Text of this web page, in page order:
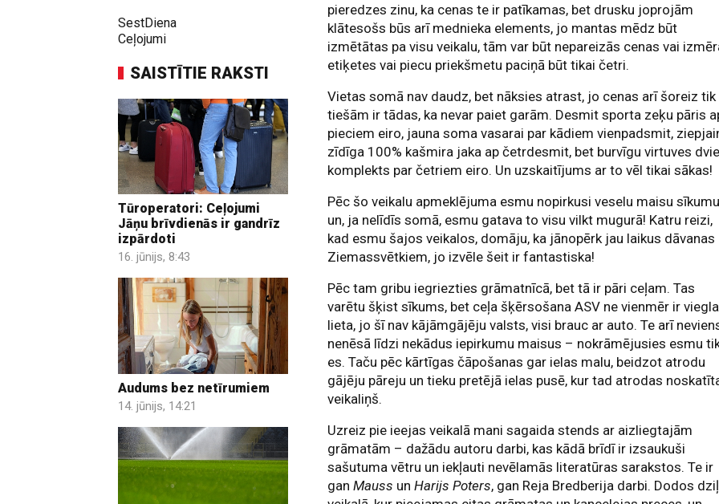
SestDiena
Ceļojumi
SAISTĪTIE RAKSTI
Tūroperatori: Ceļojumi
Jāņu brīvdienās ir gandrīz
izpārdoti
16. jūnijs, 8:43
Audums bez netīrumiem
14. jūnijs, 14:21
pieredzes zinu, ka cenas te ir patīkamas, bet drusku joprojām
klātesošs būs arī mednieka elements, jo mantas mēdz būt
izmētātas pa visu veikalu, tām var būt nepareizās cenas vai
etiķetes vai piecu priekšmetu paciņā būt tikai četri.
Vietas somā nav daudz, bet nāksies atrast, jo cenas arī šoreiz tik
tiešām ir tādas, ka nevar paiet garām. Desmit sporta zeķu pāris
pieciem eiro, jauna soma vasarai par kādiem vienpadsmit,
zīdīga 100% kašmira jaka ap četrdesmit, bet burvīgu virtuves
komplekts par četriem eiro. Un uzskaitījums ar to vēl tikai sākas!
Pēc šo veikalu apmeklējuma esmu nopirkusi veselu maisu
un, ja nelīdīs somā, esmu gatava to visu vilkt mugurā! Katru reizi,
kad esmu šajos veikalos, domāju, ka jānopērk jau laikus dāvanas
Ziemassvētkiem, jo izvēle šeit ir fantastiska!
Pēc tam gribu iegriezties grāmatnīcā, bet tā ir pāri ceļam. Tas
varētu šķist sīkums, bet ceļa šķērsošana ASV ne vienmēr ir viegla
lieta, jo šī nav kājāmgājēju valsts, visi brauc ar auto. Te arī
nenēsā līdzi nekādus iepirkumu maisus – nokrāmējusies esmu
es. Taču pēc kārtīgas čāpošanas gar ielas malu, beidzot atrodu
gājēju pāreju un tieku pretējā ielas pusē, kur tad atrodas
veikaliņš.
Uzreiz pie ieejas veikalā mani sagaida stends ar aizliegtajām
grāmatām – dažādu autoru darbi, kas kādā brīdī ir izsaukuši
sašutuma vētru un iekļauti nevēlamās literatūras sarakstos. Te ir
ganMauss unHarijs Poters, gan Reja Bredberija darbi. Dodos